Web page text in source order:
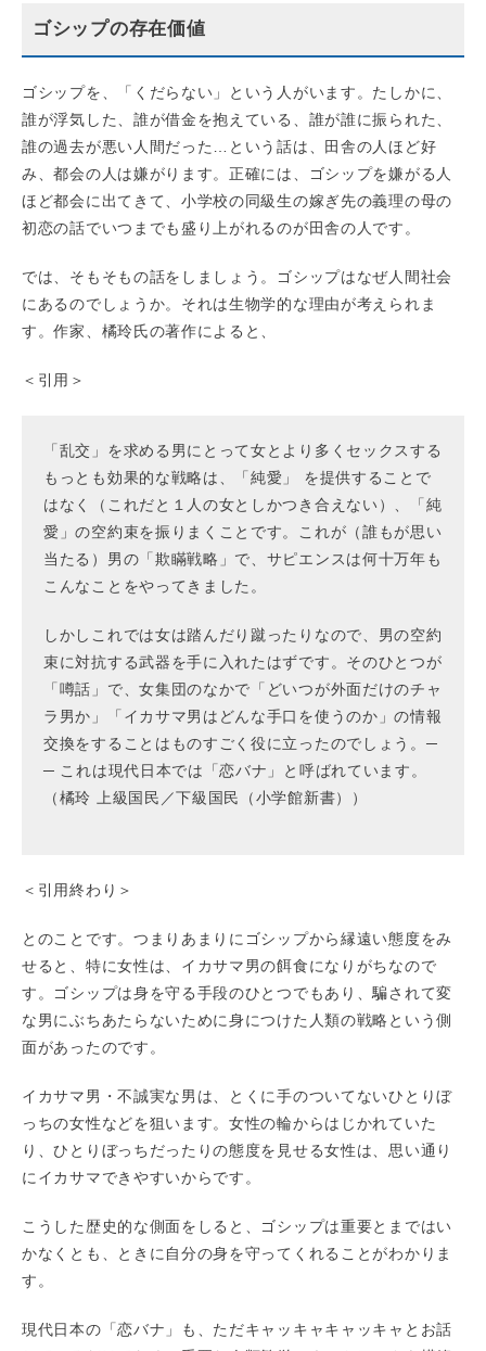
ゴシップの存在価値
ゴシップを、「くだらない」という人がいます。たしかに、
誰が浮気した、誰が借金を抱えている、誰が誰に振られた、
誰の過去が悪い人間だった…という話は、田舎の人ほど好
み、都会の人は嫌がります。正確には、ゴシップを嫌がる人
ほど都会に出てきて、小学校の同級生の嫁ぎ先の義理の母の
初恋の話でいつまでも盛り上がれるのが田舎の人です。
では、そもそもの話をしましょう。ゴシップはなぜ人間社会
にあるのでしょうか。それは生物学的な理由が考えられま
す。作家、橘玲氏の著作によると、
＜引用＞
「乱交」を求める男にとって女とより多くセックスする
もっとも効果的な戦略は、「純愛」 を提供することで
はなく（これだと１人の女としかつき合えない）、「純
愛」の空約束を振りまくことです。これが（誰もが思い
当たる）男の「欺瞞戦略」で、サピエンスは何十万年も
こんなことをやってきました。
しかしこれでは女は踏んだり蹴ったりなので、男の空約
束に対抗する武器を手に入れたはずです。そのひとつが
「噂話」で、女集団のなかで「どいつが外面だけのチャ
ラ男か」「イカサマ男はどんな手口を使うのか」の情報
交換をすることはものすごく役に立ったのでしょう。─
─ これは現代日本では「恋バナ」と呼ばれています。
（橘玲 上級国民／下級国民（小学館新書））
＜引用終わり＞
とのことです。つまりあまりにゴシップから縁遠い態度をみ
せると、特に女性は、イカサマ男の餌食になりがちなので
す。ゴシップは身を守る手段のひとつでもあり、騙されて変
な男にぶちあたらないために身につけた人類の戦略という側
面があったのです。
イカサマ男・不誠実な男は、とくに手のついてないひとりぼ
っちの女性などを狙います。女性の輪からはじかれていた
り、ひとりぼっちだったりの態度を見せる女性は、思い通り
にイカサマできやすいからです。
こうした歴史的な側面をしると、ゴシップは重要とまではい
かなくとも、ときに自分の身を守ってくれることがわかりま
す。
現代日本の「恋バナ」も、ただキャッキャキャッキャとお話